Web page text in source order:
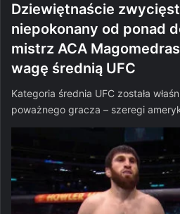
Dziewiętnaście
niepokonany od ponad
mistrz ACA
wagę średnią UFC
Kategoria średnia UFC została
poważnego gracza – szeregi